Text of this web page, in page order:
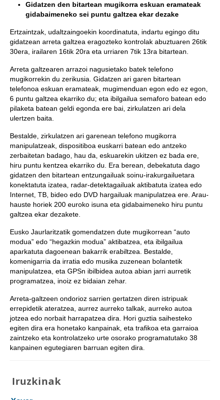
Gidatzen den bitartean mugikorra eskuan eramateak
gidabaimeneko sei puntu galtzea ekar dezake
Ertzaintzak, udaltzaingoekin koordinatuta, indartu egingo ditu
gidatzean arreta galtzea eragozteko kontrolak abuztuaren 26tik
30era, irailaren 16tik 20ra eta urriaren 7tik 13ra bitartean.
Arreta galtzearen arrazoi nagusietako batek telefono
mugikorrekin du zerikusia. Gidatzen ari garen bitartean
telefonoa eskuan eramateak, mugimenduan egon edo ez egon,
6 puntu galtzea ekarriko du; eta ibilgailua semaforo batean edo
pilaketa batean geldi egonda ere bai, zirkulatzen ari dela
ulertzen baita.
Bestalde, zirkulatzen ari garenean telefono mugikorra
manipulatzeak, dispositiboa euskarri batean edo antzeko
zerbaitetan badago, hau da, eskuarekin ukitzen ez bada ere,
hiru puntu kentzea ekarriko du. Era berean, debekatuta dago
gidatzen den bitartean entzungailuak soinu-irakurgailuetara
konektatuta izatea, radar-detektagailuak aktibatuta izatea edo
Internet, TB, bideo edo DVD hargailuak manipulatzea ere. Arau-
hauste horiek 200 euroko isuna eta gidabaimeneko hiru puntu
galtzea ekar dezakete.
Eusko Jaurlaritzatik gomendatzen dute mugikorrean “auto
modua” edo “hegazkin modua” aktibatzea, eta ibilgailua
aparkatuta dagoenean bakarrik erabiltzea. Bestalde,
komenigarria da irratia edo musika zuzenean bolantetik
manipulatzea, eta GPSn ibilbidea autoa abian jarri aurretik
programatzea, inoiz ez bidaian zehar.
Arreta-galtzeen ondorioz sarrien gertatzen diren istripuak
errepidetik ateratzea, aurrez aurreko talkak, aurreko autoa
jotzea edo norbait harrapatzea dira. Hori guztia saihesteko
egiten dira era honetako kanpainak, eta trafikoa eta garraioa
zaintzeko eta kontrolatzeko urte osorako programatutako 38
kanpainen egutegiaren barruan egiten dira.
Iruzkinak